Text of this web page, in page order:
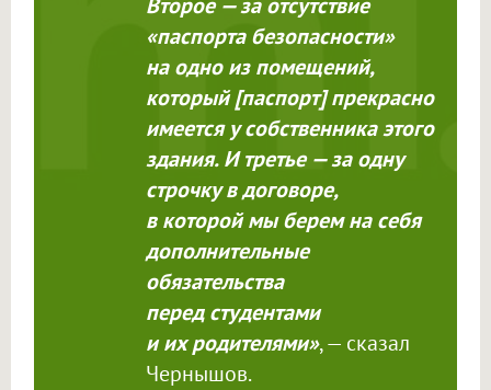
Второе — за отсутствие
«паспорта безопасности»
на одно из помещений,
который [паспорт] прекрасно
имеется у собственника этого
здания. И третье — за одну
строчку в договоре,
в которой мы берем на себя
дополнительные
обязательства
перед студентами
и их родителями», — сказал
Чернышов.